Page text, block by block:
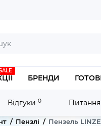
БРЕНДИ
Відгуки 0 Питання
Пензлі Пензель